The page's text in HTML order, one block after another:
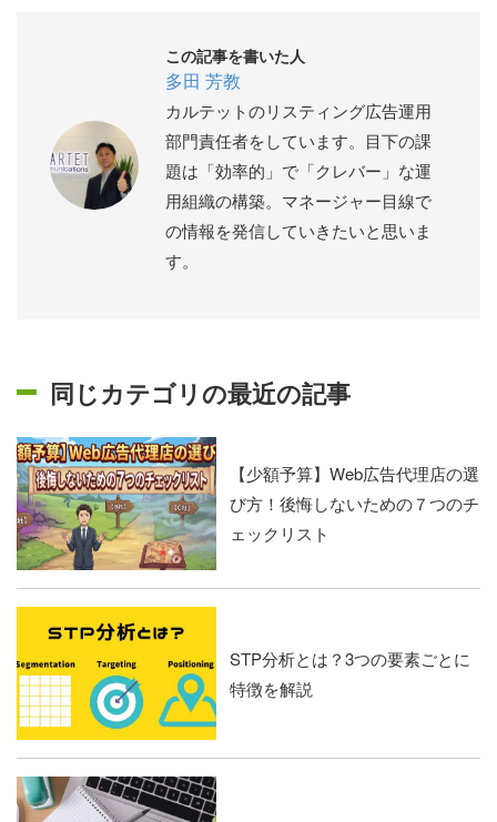
この記事を書いた人
多田 芳教
カルテットのリスティング広告運用
部門責任者をしています。目下の課
題は「効率的」で「クレバー」な運
用組織の構築。マネージャー目線で
の情報を発信していきたいと思いま
す。
同じカテゴリの最近の記事
【少額予算】Web広告代理店の選
び方！後悔しないための７つのチ
ェックリスト
STP分析とは？3つの要素ごとに
特徴を解説